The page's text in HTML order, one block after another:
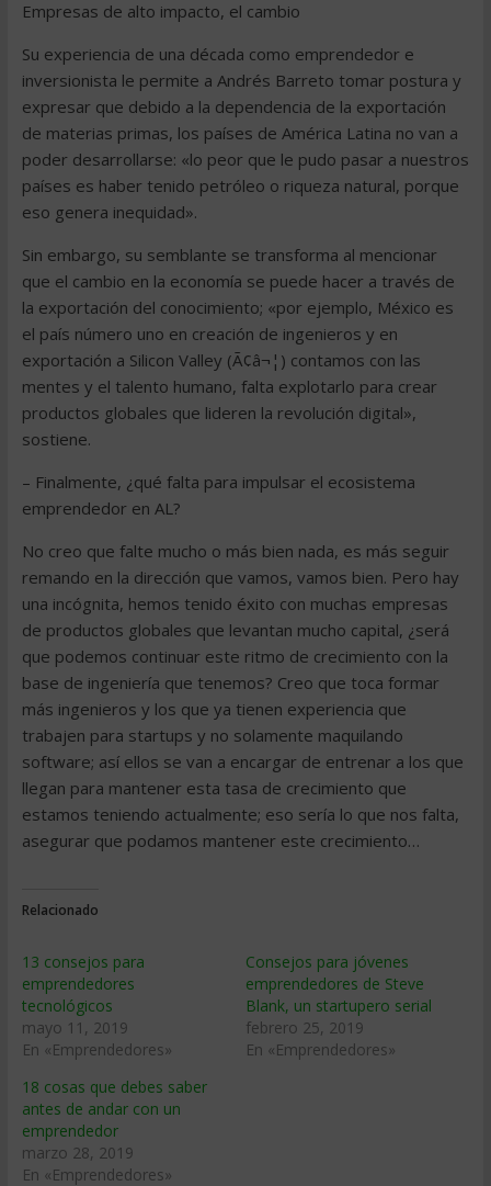
Empresas de alto impacto, el cambio
Su experiencia de una década como emprendedor e
inversionista le permite a Andrés Barreto tomar postura y
expresar que debido a la dependencia de la exportación
de materias primas, los países de América Latina no van a
poder desarrollarse: «lo peor que le pudo pasar a nuestros
países es haber tenido petróleo o riqueza natural, porque
eso genera inequidad».
Sin embargo, su semblante se transforma al mencionar
que el cambio en la economía se puede hacer a través de
la exportación del conocimiento; «por ejemplo, México es
el país número uno en creación de ingenieros y en
exportación a Silicon Valley (Ã¢â¬¦) contamos con las
mentes y el talento humano, falta explotarlo para crear
productos globales que lideren la revolución digital»,
sostiene.
– Finalmente, ¿qué falta para impulsar el ecosistema
emprendedor en AL?
No creo que falte mucho o más bien nada, es más seguir
remando en la dirección que vamos, vamos bien. Pero hay
una incógnita, hemos tenido éxito con muchas empresas
de productos globales que levantan mucho capital, ¿será
que podemos continuar este ritmo de crecimiento con la
base de ingeniería que tenemos? Creo que toca formar
más ingenieros y los que ya tienen experiencia que
trabajen para startups y no solamente maquilando
software; así ellos se van a encargar de entrenar a los que
llegan para mantener esta tasa de crecimiento que
estamos teniendo actualmente; eso sería lo que nos falta,
asegurar que podamos mantener este crecimiento…
Relacionado
13 consejos para
emprendedores
tecnológicos
mayo 11, 2019
En «Emprendedores»
Consejos para jóvenes
emprendedores de Steve
Blank, un startupero serial
febrero 25, 2019
En «Emprendedores»
18 cosas que debes saber
antes de andar con un
emprendedor
marzo 28, 2019
En «Emprendedores»